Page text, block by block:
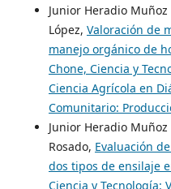
Junior Heradio Muñoz
López, Valoración de
manejo orgánico de
Chone, Ciencia y
Ciencia Agrícola en
Comunitario:
Junior Heradio
Rosado, Evaluación
dos tipos de ensilaje
Ciencia y Tecnología: